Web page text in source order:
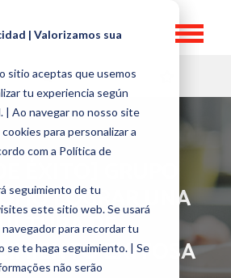
| Valorizamos sua
sitio aceptas que usemos
tu experiencia según
| Ao navegar no nosso site
para personalizar a
com a Política de
seguimiento de tu
este sitio web. Se usará
para recordar tu
se te haga seguimiento. | Se
não serão
ÉXITO] GRUPO
LOGRAR UNA
DE
EXITOSA